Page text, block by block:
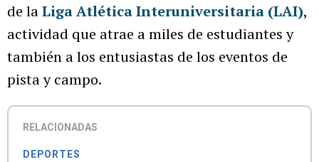
de laLiga Atlética Interuniversitaria (LAI),
actividad que atrae a miles de estudiantes y
también a los entusiastas de los eventos de
pista y campo.
RELACIONADAS
DEPORTES